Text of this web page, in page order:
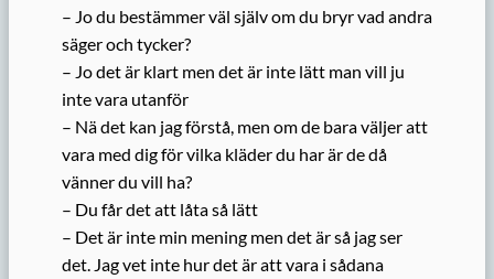
– Jo du bestämmer väl själv om du bryr vad andra
säger och tycker?
– Jo det är klart men det är inte lätt man vill ju
inte vara utanför
– Nä det kan jag förstå, men om de bara väljer att
vara med dig för vilka kläder du har är de då
vänner du vill ha?
– Du får det att låta så lätt
– Det är inte min mening men det är så jag ser
det. Jag vet inte hur det är att vara i sådana